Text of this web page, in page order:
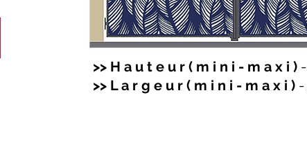
>> H a u t e u r ( m i n i - m a x i ) -
>> L a r g e u r ( m i n i - m a x i ) -